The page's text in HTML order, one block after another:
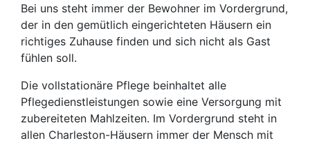
Bei uns steht immer der Bewohner im Vordergrund,
der in den gemütlich eingerichteten Häusern ein
richtiges Zuhause finden und sich nicht als Gast
fühlen soll.
Die vollstationäre Pflege beinhaltet alle
Pflegedienstleistungen sowie eine Versorgung mit
zubereiteten Mahlzeiten. Im Vordergrund steht in
allen Charleston-Häusern immer der Mensch mit